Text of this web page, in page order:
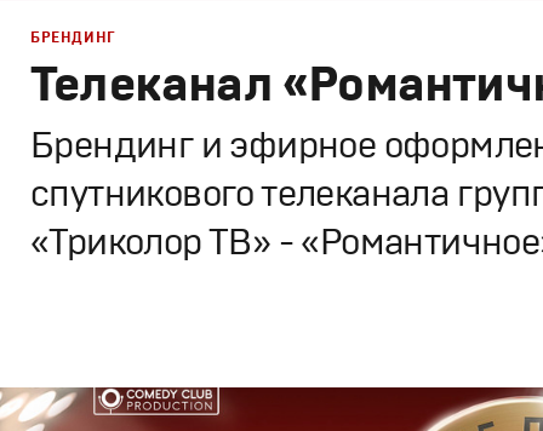
Телеканал
Брендинг и эфирное
спутникового телеканала
«Триколор ТВ» -
Брендинг ,Дизайн
БРЕНДИНГ